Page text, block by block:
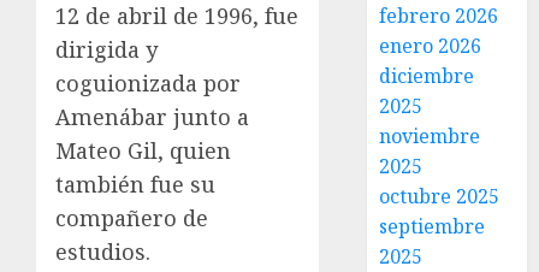
12 de abril de 1996, fue
dirigida y
coguionizada por
Amenábar junto a
Mateo Gil, quien
también fue su
compañero de
estudios.
febrero 2026
enero 2026
diciembre
2025
noviembre
2025
octubre 2025
septiembre
2025